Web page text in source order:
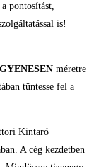
pontosítást,
is!
méretre
tüntesse fel a
Kintaró
A cég kezdetben